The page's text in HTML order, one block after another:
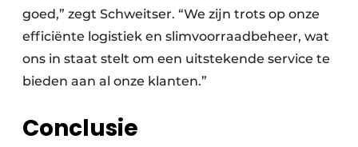
goed,” zegt Schweitser. “We zijn trots op onze
efficiënte logistiek en slimvoorraadbeheer, wat
ons in staat stelt om een uitstekende service te
bieden aan al onze klanten.”
Conclusie